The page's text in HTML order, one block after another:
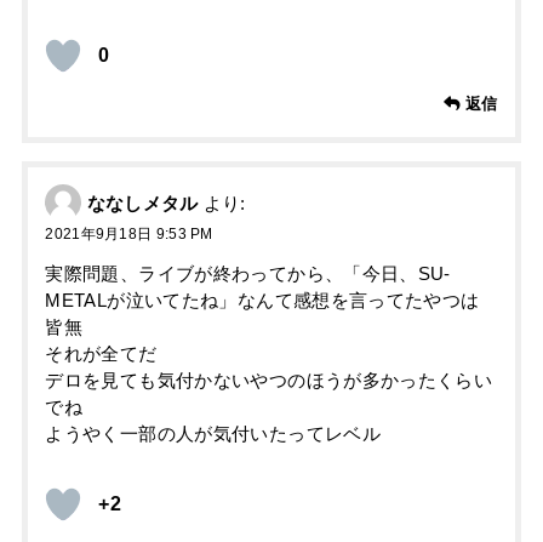
0
返信
ななしメタル より:
2021年9月18日 9:53 PM
実際問題、ライブが終わってから、「今日、SU-
METALが泣いてたね」なんて感想を言ってたやつは
皆無
それが全てだ
デロを見ても気付かないやつのほうが多かったくらい
でね
ようやく一部の人が気付いたってレベル
+2